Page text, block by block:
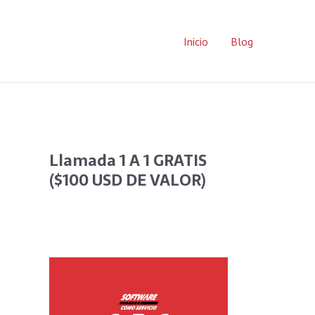
Inicio Blog
Llamada 1 A 1 GRATIS
($100 USD DE VALOR)